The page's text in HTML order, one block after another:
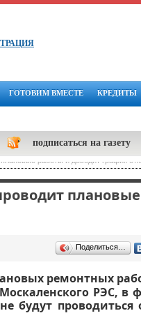
ГОТОВИМ ВМЕСТЕ КРЕДИТЫ
подписаться на газету
работы и доводит график
Поделиться…
ремонтных
РЭС, в
будут проводиться